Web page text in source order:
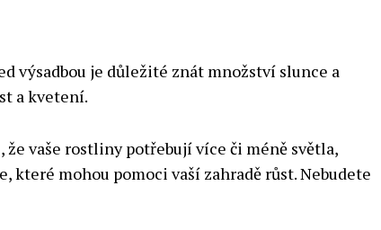
výsadbou je důležité znát množství slunce a
a kvetení.
vaše rostliny potřebují více či méně světla,
mohou pomoci vaší zahradě růst. Nebudete